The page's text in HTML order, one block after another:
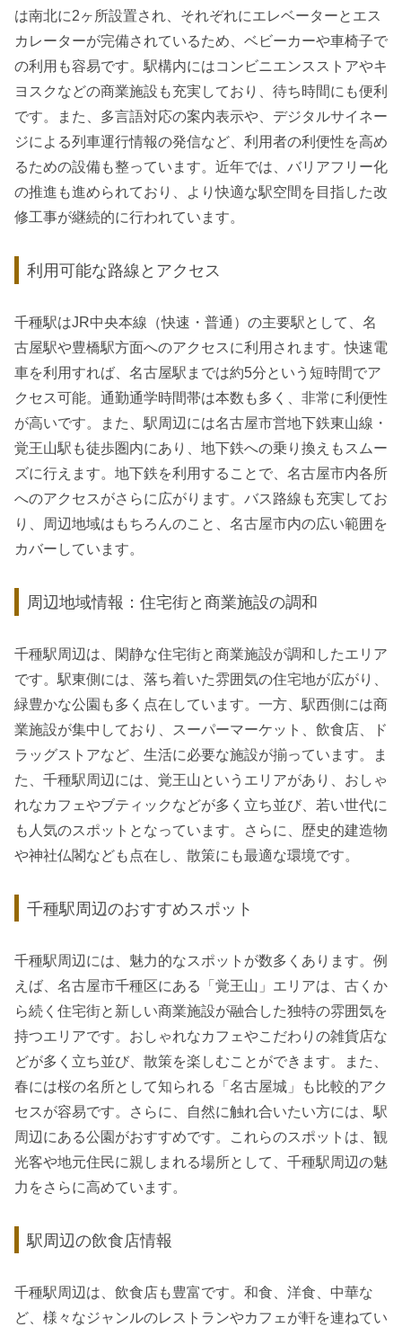
は南北に2ヶ所設置され、それぞれにエレベーターとエス
カレーターが完備されているため、ベビーカーや車椅子で
の利用も容易です。駅構内にはコンビニエンスストアやキ
ヨスクなどの商業施設も充実しており、待ち時間にも便利
です。また、多言語対応の案内表示や、デジタルサイネー
ジによる列車運行情報の発信など、利用者の利便性を高め
るための設備も整っています。近年では、バリアフリー化
の推進も進められており、より快適な駅空間を目指した改
修工事が継続的に行われています。
利用可能な路線とアクセス
千種駅はJR中央本線（快速・普通）の主要駅として、名
古屋駅や豊橋駅方面へのアクセスに利用されます。快速電
車を利用すれば、名古屋駅までは約5分という短時間でア
クセス可能。通勤通学時間帯は本数も多く、非常に利便性
が高いです。また、駅周辺には名古屋市営地下鉄東山線・
覚王山駅も徒歩圏内にあり、地下鉄への乗り換えもスムー
ズに行えます。地下鉄を利用することで、名古屋市内各所
へのアクセスがさらに広がります。バス路線も充実してお
り、周辺地域はもちろんのこと、名古屋市内の広い範囲を
カバーしています。
周辺地域情報：住宅街と商業施設の調和
千種駅周辺は、閑静な住宅街と商業施設が調和したエリア
です。駅東側には、落ち着いた雰囲気の住宅地が広がり、
緑豊かな公園も多く点在しています。一方、駅西側には商
業施設が集中しており、スーパーマーケット、飲食店、ド
ラッグストアなど、生活に必要な施設が揃っています。ま
た、千種駅周辺には、覚王山というエリアがあり、おしゃ
れなカフェやブティックなどが多く立ち並び、若い世代に
も人気のスポットとなっています。さらに、歴史的建造物
や神社仏閣なども点在し、散策にも最適な環境です。
千種駅周辺のおすすめスポット
千種駅周辺には、魅力的なスポットが数多くあります。例
えば、名古屋市千種区にある「覚王山」エリアは、古くか
ら続く住宅街と新しい商業施設が融合した独特の雰囲気を
持つエリアです。おしゃれなカフェやこだわりの雑貨店な
どが多く立ち並び、散策を楽しむことができます。また、
春には桜の名所として知られる「名古屋城」も比較的アク
セスが容易です。さらに、自然に触れ合いたい方には、駅
周辺にある公園がおすすめです。これらのスポットは、観
光客や地元住民に親しまれる場所として、千種駅周辺の魅
力をさらに高めています。
駅周辺の飲食店情報
千種駅周辺は、飲食店も豊富です。和食、洋食、中華な
ど、様々なジャンルのレストランやカフェが軒を連ねてい